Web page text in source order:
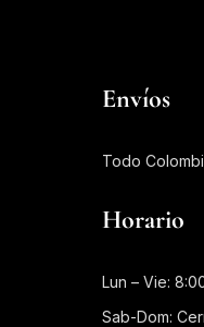
Envíos
Todo
Horario
Lun – Vie:
Sab-Dom: